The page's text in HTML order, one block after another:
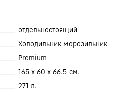
отдельностоящий
Холодильник-морозильник
Premium
165 x 60 x 66.5 см.
271 л.